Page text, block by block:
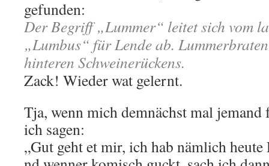
gefunden:
Der Begriff „Lummer“ leitet sich vom
„Lumbus“ für Lende ab.
hinteren Schweinerückens.
Zack! Wieder wat gelernt.
Tja, wenn mich demnächst mal
ich sagen:
„Gut geht et mir, ich hab nämlich heute